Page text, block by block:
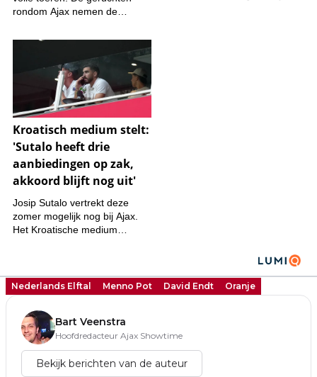
Nederlands Elftal Menno Pot David Endt Oranje
Bart Veenstra
Hoofdredacteur Ajax Showtime
Bekijk berichten van de auteur